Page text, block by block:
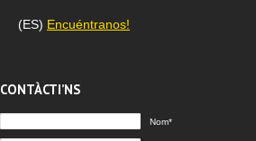
(ES) Encuéntranos!
CONTÀCTI’NS
Nom*